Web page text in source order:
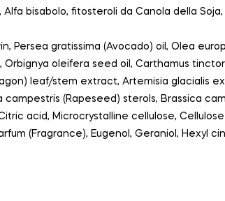
Alfa bisabolo, fitosteroli da Canola della
Persea gratissima (Avocado) oil, Olea
oleifera seed oil, Carthamus
leaf/stem extract, Artemisia glacialis
campestris (Rapeseed) sterols, Brassica
acid, Microcrystalline cellulose, Cellulose
(Fragrance), Eugenol, Geraniol, Hexyl